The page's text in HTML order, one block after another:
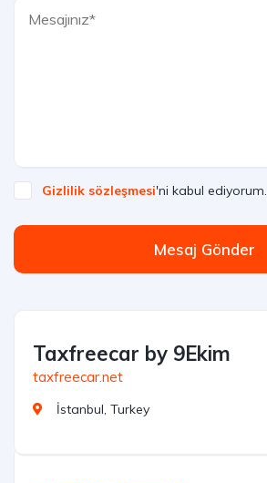
Gizlilik sözleşmesi'ni kabul ediyorum.
Mesaj Gönder
Taxfreecar by 9Ekim
taxfreecar.net
İstanbul, Turkey